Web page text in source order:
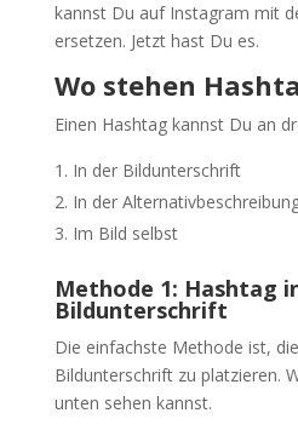
kannst Du auf Instagram mit
ersetzen. Jetzt hast Du es.
Wo stehen
Einen Hashtag kannst Du an
In der Bildunterschrift
In der
Im Bild selbst
Methode 1: Hashtag
Bildunterschrift
Die einfachste Methode ist,
Bildunterschrift zu platzieren.
unten sehen kannst.